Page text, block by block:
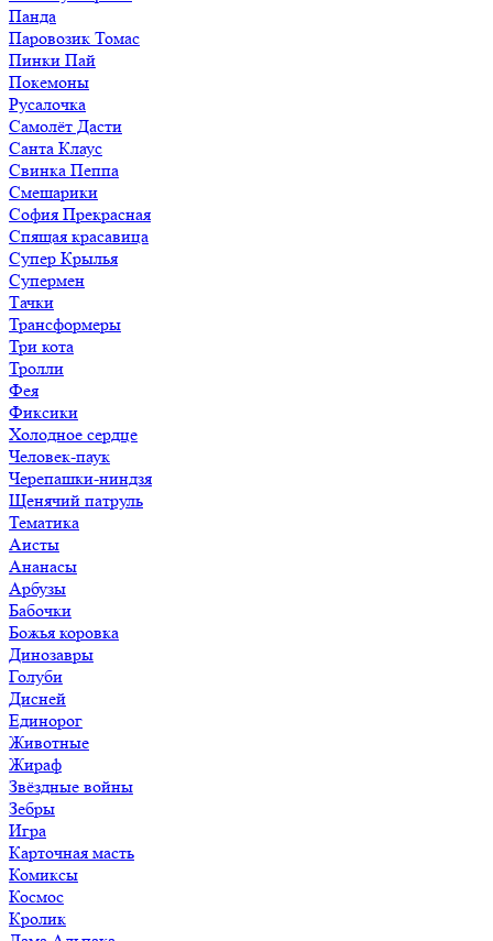
Панда
Паровозик Томас
Пинки Пай
Покемоны
Русалочка
Самолёт Дасти
Санта Клаус
Свинка Пеппа
Смешарики
София Прекрасная
Спящая красавица
Супер Крылья
Супермен
Тачки
Трансформеры
Три кота
Тролли
Фея
Фиксики
Холодное сердце
Человек-паук
Черепашки-ниндзя
Щенячий патруль
Тематика
Аисты
Ананасы
Арбузы
Бабочки
Божья коровка
Динозавры
Голуби
Дисней
Единорог
Животные
Жираф
Звёздные войны
Зебры
Игра
Карточная масть
Комиксы
Космос
Кролик